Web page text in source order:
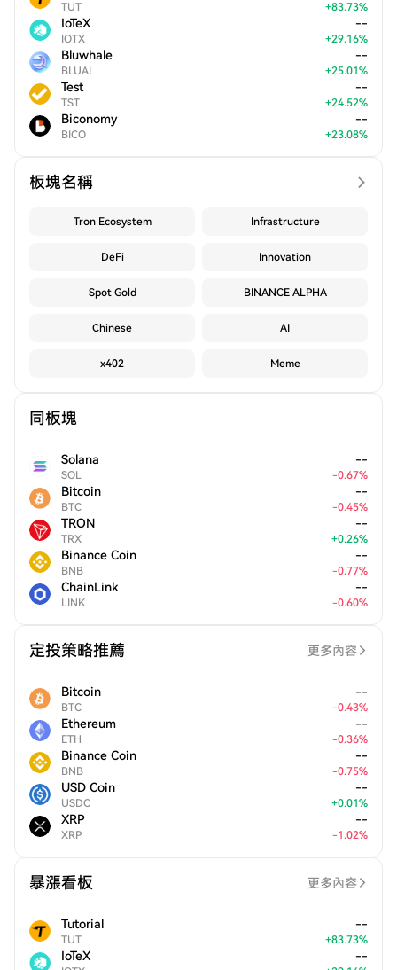
TUT +83.73%
IoTeX
IOTX
--
+29.16%
Bluwhale
BLUAI
--
+25.01%
Test
TST
--
+24.52%
Biconomy
BICO
--
+23.08%
板塊名稱
Tron Ecosystem Infrastructure
DeFi Innovation
Spot Gold BINANCE ALPHA
Chinese AI
x402 Meme
同板塊
Solana
SOL
--
-0.67%
Bitcoin
BTC
--
-0.45%
TRON
TRX
--
+0.26%
Binance Coin
BNB
--
-0.77%
ChainLink
LINK
--
-0.60%
定投策略推薦 更多內容
Bitcoin
BTC
--
-0.43%
Ethereum
ETH
--
-0.36%
Binance Coin
BNB
--
-0.75%
USD Coin
USDC
--
+0.01%
XRP
XRP
--
-1.02%
暴漲看板 更多內容
Tutorial
TUT
--
+83.73%
IoTeX --